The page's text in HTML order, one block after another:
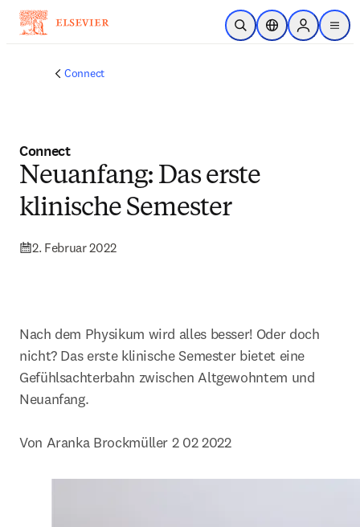
Zum Hauptinhalt wechseln
Suche öffnenStandortauswahl
Sign in to
menu
Connect
Connect
Neuanfang: Das erste
klinische Semester
2. Februar 2022
Nach dem Physikum wird alles besser! Oder doch
nicht? Das erste klinische Semester bietet eine
Gefühlsachterbahn zwischen Altgewohntem und
Neuanfang.
Von Aranka Brockmüller 2 02 2022